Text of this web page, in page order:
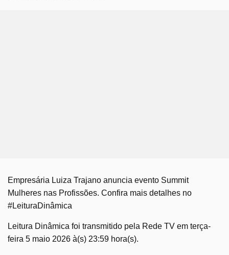
Empresária Luiza Trajano anuncia evento Summit
Mulheres nas Profissões. Confira mais detalhes no
#LeituraDinâmica
Leitura Dinâmica foi transmitido pela Rede TV em terça-
feira 5 maio 2026 à(s) 23:59 hora(s).